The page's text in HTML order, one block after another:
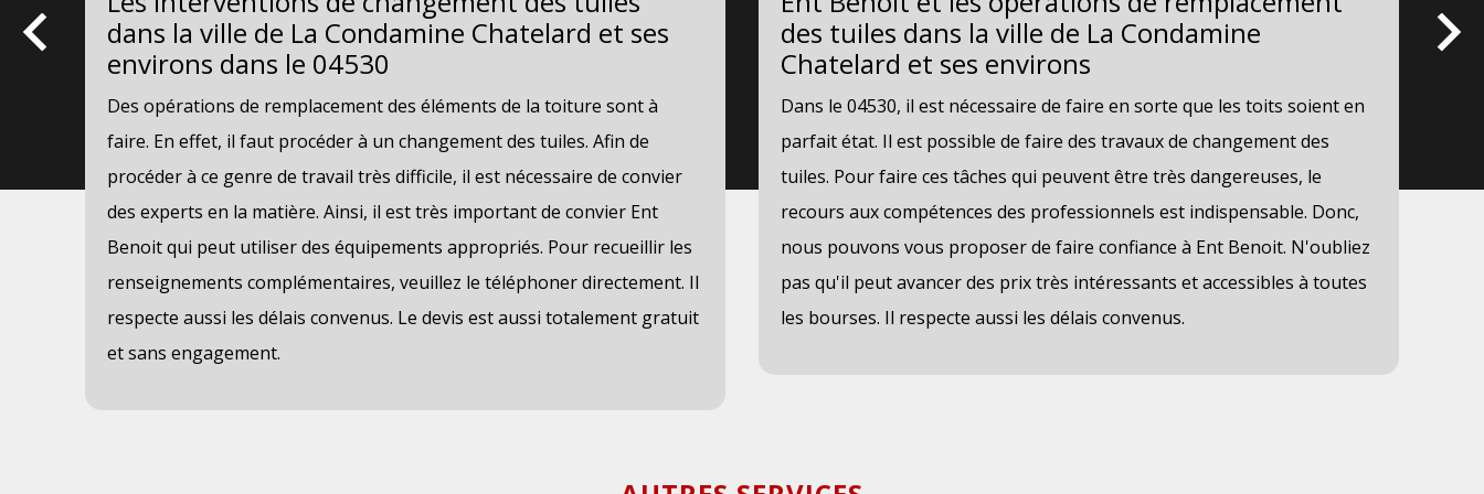
dans la ville de La Condamine Chatelard et ses
environs dans le 04530
Des opérations de remplacement des éléments de la toiture sont à
faire. En effet, il faut procéder à un changement des tuiles. Afin de
procéder à ce genre de travail très difficile, il est nécessaire de convier
des experts en la matière. Ainsi, il est très important de convier Ent
Benoit qui peut utiliser des équipements appropriés. Pour recueillir les
renseignements complémentaires, veuillez le téléphoner directement. Il
respecte aussi les délais convenus. Le devis est aussi totalement gratuit
et sans engagement.
des tuiles dans la ville de La Condamine
Chatelard et ses environs
Dans le 04530, il est nécessaire de faire en sorte que les toits soient en
parfait état. Il est possible de faire des travaux de changement des
tuiles. Pour faire ces tâches qui peuvent être très dangereuses, le
recours aux compétences des professionnels est indispensable. Donc,
nous pouvons vous proposer de faire confiance à Ent Benoit. N'oubliez
pas qu'il peut avancer des prix très intéressants et accessibles à toutes
les bourses. Il respecte aussi les délais convenus.